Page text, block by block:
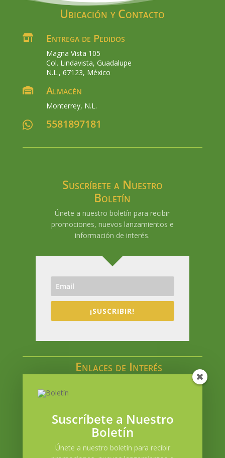
Ubicación y Contacto
 Entrega de Pedidos
Magna Vista 105
Col. Lindavista, Guadalupe
N.L., 67123, México
 Almacén
Monterrey, N.L.
 5581897181
Suscríbete a Nuestro
Boletín
Únete a nuestro boletín para recibir
promociones, nuevos lanzamientos e
información de interés.
¡SUSCRIBIR!
Enlaces de Interés
Acceso a Mi cuenta
Contacto
Política de envíos
Términos y condiciones
Suscríbete a Nuestro
Boletín
Únete a nuestro boletín para recibir